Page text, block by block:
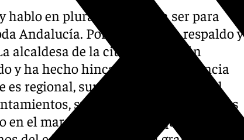
hablo en plural porque va a ser para
Andalucía. Por eso, nuestro respaldo y
alcaldesa de la ciudad, Marifrán
y ha hecho hincapié en la relevancia
es regional, suma el apoyo de todo el
sus ocho diputaciones y sus
en el marco de la reunión que la FAMP